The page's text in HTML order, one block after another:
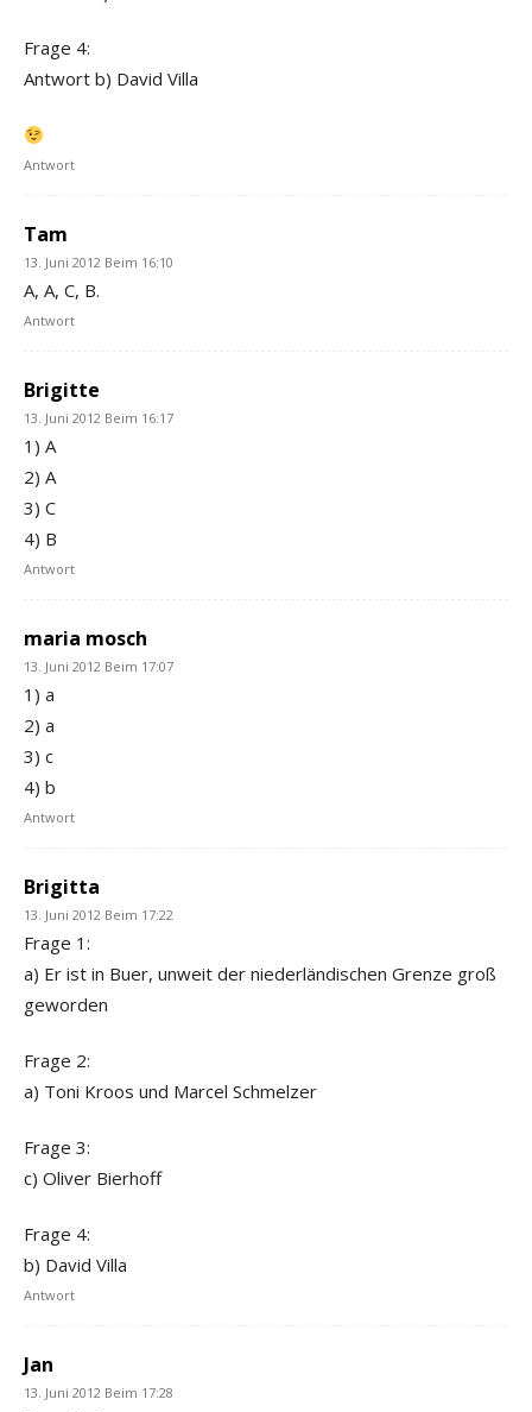
Frage 4:
Antwort b) David Villa
Antwort
Tam
13. Juni 2012 Beim 16:10
A, A, C, B.
Antwort
Brigitte
13. Juni 2012 Beim 16:17
1) A
2) A
3) C
4) B
Antwort
maria mosch
13. Juni 2012 Beim 17:07
1) a
2) a
3) c
4) b
Antwort
Brigitta
13. Juni 2012 Beim 17:22
Frage 1:
a) Er ist in Buer, unweit der niederländischen Grenze groß
geworden
Frage 2:
a) Toni Kroos und Marcel Schmelzer
Frage 3:
c) Oliver Bierhoff
Frage 4:
b) David Villa
Antwort
Jan
13. Juni 2012 Beim 17:28